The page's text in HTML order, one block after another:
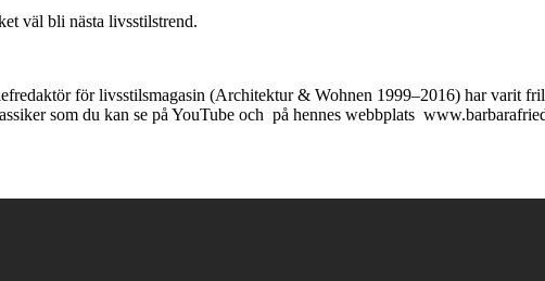
väl bli nästa livsstilstrend.
för livsstilsmagasin (Architektur & Wohnen 1999–2016) har varit
som du kan se på YouTube och på hennes webbplats